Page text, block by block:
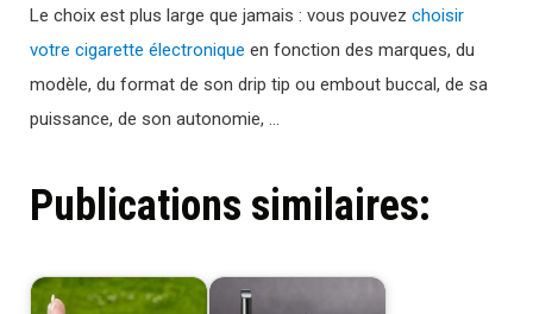
Le choix est plus large que jamais : vous pouvez choisir
votre cigarette électronique en fonction des marques, du
modèle, du format de son drip tip ou embout buccal, de sa
puissance, de son autonomie, …
Publications similaires: